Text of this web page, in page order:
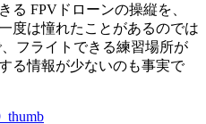
る FPVドローンの操縦を、
度は憧れたことがあるのでは
フライトできる練習場所が
る情報が少ないのも事実で